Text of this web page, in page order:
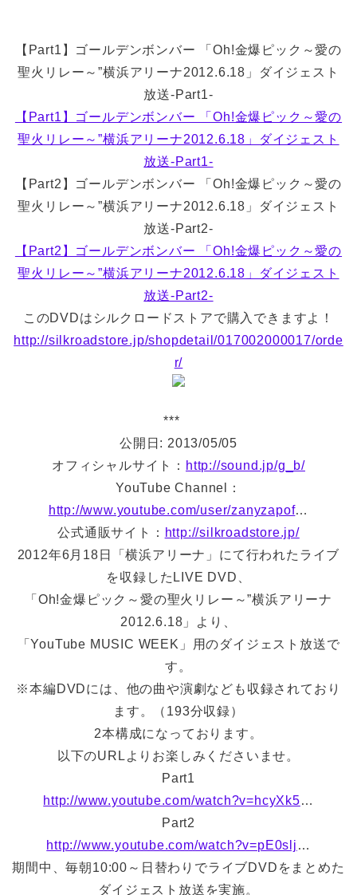
【Part1】ゴールデンボンバー 「Oh!金爆ピック～愛の
聖火リレー～”横浜アリーナ2012.6.18」ダイジェスト
放送-Part1-
【Part1】ゴールデンボンバー 「Oh!金爆ピック～愛の
聖火リレー～”横浜アリーナ2012.6.18」ダイジェスト
放送-Part1-
【Part2】ゴールデンボンバー 「Oh!金爆ピック～愛の
聖火リレー～”横浜アリーナ2012.6.18」ダイジェスト
放送-Part2-
【Part2】ゴールデンボンバー 「Oh!金爆ピック～愛の
聖火リレー～”横浜アリーナ2012.6.18」ダイジェスト
放送-Part2-
このDVDはシルクロードストアで購入できますよ！
http://silkroadstore.jp/shopdetail/017002000017/orde
r/
***
公開日: 2013/05/05
オフィシャルサイト： http://sound.jp/g_b/
YouTube Channel：
http://www.youtube.com/user/zanyzapof…
公式通販サイト： http://silkroadstore.jp/
2012年6月18日「横浜アリーナ」にて行われたライブ
を収録したLIVE DVD、
「Oh!金爆ピック～愛の聖火リレー～”横浜アリーナ
2012.6.18」より、
「YouTube MUSIC WEEK」用のダイジェスト放送で
す。
※本編DVDには、他の曲や演劇なども収録されており
ます。（193分収録）
2本構成になっております。
以下のURLよりお楽しみくださいませ。
Part1
http://www.youtube.com/watch?v=hcyXk5…
Part2
http://www.youtube.com/watch?v=pE0slj …
期間中、毎朝10:00～日替わりでライブDVDをまとめた
ダイジェスト放送を実施。